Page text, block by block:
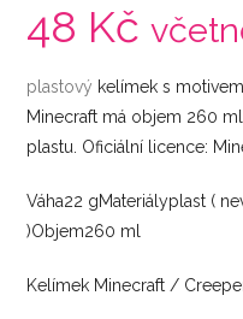
48 Kč
plastový kelímek s
Minecraft má objem 260
plastu. Oficiální licence:
Váha22 gMateriályplast (
)Objem260 ml
Kelímek Minecraft /